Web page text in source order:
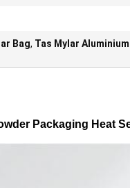
Bag, Tas Mylar
Packaging Heat